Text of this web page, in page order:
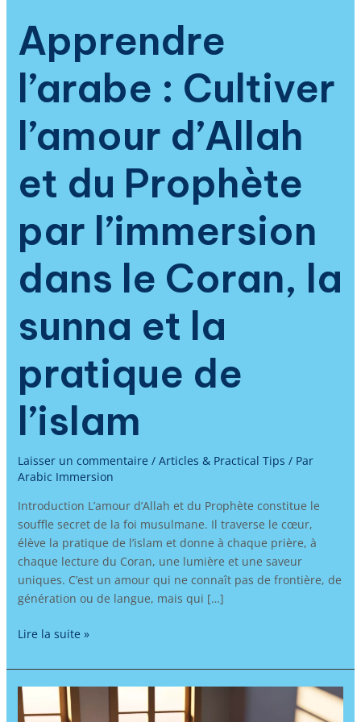
Apprendre
l’arabe : Cultiver
l’amour d’Allah
et du Prophète
par l’immersion
dans le Coran, la
sunna et la
pratique de
l’islam
Laisser un commentaire / Articles & Practical Tips / Par
Arabic Immersion
Introduction L’amour d’Allah et du Prophète constitue le
souffle secret de la foi musulmane. Il traverse le cœur,
élève la pratique de l’islam et donne à chaque prière, à
chaque lecture du Coran, une lumière et une saveur
uniques. C’est un amour qui ne connaît pas de frontière, de
génération ou de langue, mais qui […]
de
l’islam
Lire la suite »
Apprendre
l’arabe